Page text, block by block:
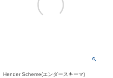
Hender Scheme(エンダースキーマ)